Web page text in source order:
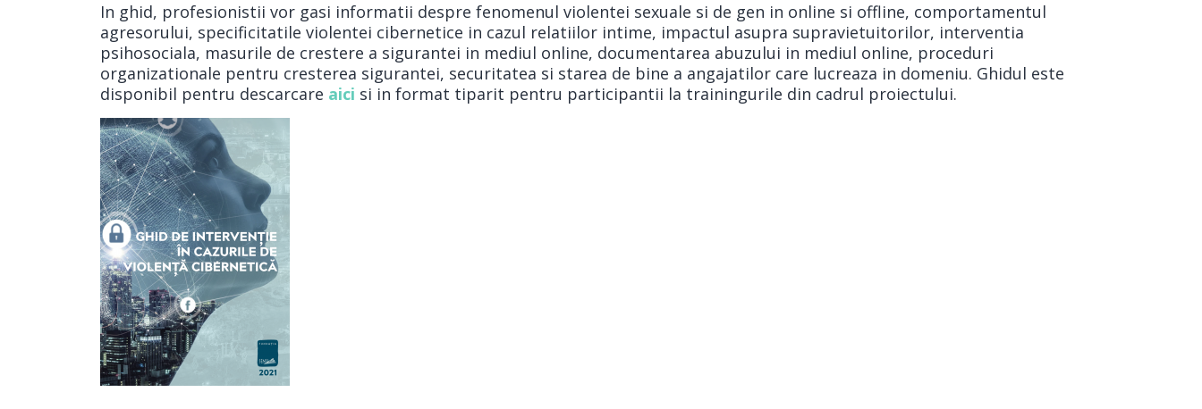
In ghid, profesionistii vor gasi informatii despre fenomenul violentei sexuale si de gen in online si offline, comportamentul
agresorului, specificitatile violentei cibernetice in cazul relatiilor intime, impactul asupra supravietuitorilor, interventia
psihosociala, masurile de crestere a sigurantei in mediul online, documentarea abuzului in mediul online, proceduri
organizationale pentru cresterea sigurantei, securitatea si starea de bine a angajatilor care lucreaza in domeniu. Ghidul este
disponibil pentru descarcare aici si in format tiparit pentru participantii la trainingurile din cadrul proiectului.